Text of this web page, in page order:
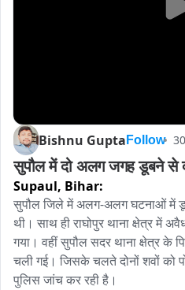
Bishnu Gupta Follow
Supaul, Bihar:
सुपौल जिले में अलग-अलग घटनाओं में
थी। साथ ही राघोपुर थाना क्षेत्र में
गया। वहीं सुपौल सदर थाना क्षेत्र के
चली गई। जिसके चलते दोनों शवों को
पुलिस जांच कर रही है।